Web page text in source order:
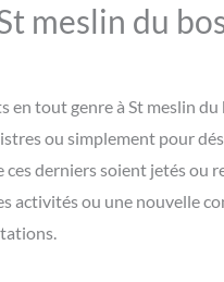
meslin du
tout genre à St meslin
ou simplement pour
derniers soient jetés ou
activités ou une nouvelle